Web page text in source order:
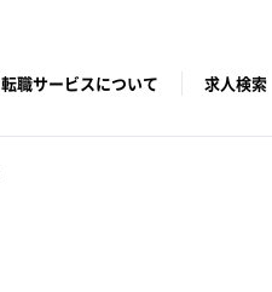
転職サービスについて 求人検索